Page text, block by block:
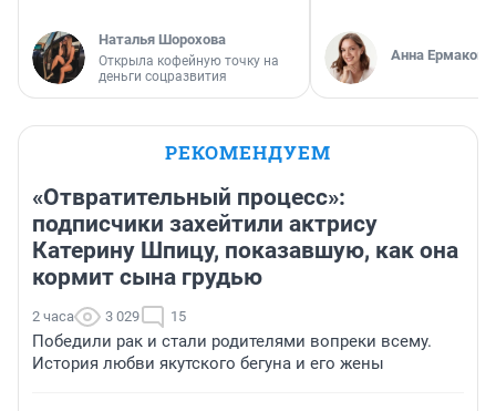
Наталья Шорохова
Открыла кофейную точку на
деньги соцразвития
Анна Ермакова
РЕКОМЕНДУЕМ
«Отвратительный процесс»:
подписчики захейтили актрису
Катерину Шпицу, показавшую, как она
кормит сына грудью
2 часа 3 029 15
Победили рак и стали родителями вопреки всему.
История любви якутского бегуна и его жены